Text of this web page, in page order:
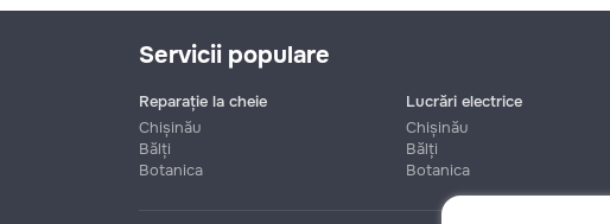
Servicii populare
Reparație la cheie
Chișinău
Bălți
Botanica
Lucrări electrice
Chișinău
Bălți
Botanica